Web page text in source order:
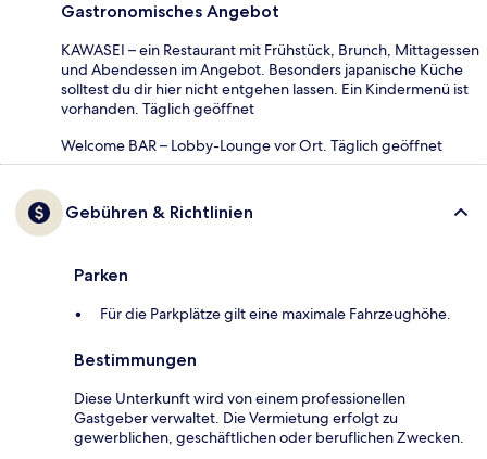
Gastronomisches Angebot
KAWASEI – ein Restaurant mit Frühstück, Brunch, Mittagessen
und Abendessen im Angebot. Besonders japanische Küche
solltest du dir hier nicht entgehen lassen. Ein Kindermenü ist
vorhanden. Täglich geöffnet
Welcome BAR – Lobby-Lounge vor Ort. Täglich geöffnet
Gebühren & Richtlinien
Parken
Für die Parkplätze gilt eine maximale Fahrzeughöhe.
Bestimmungen
Diese Unterkunft wird von einem professionellen
Gastgeber verwaltet. Die Vermietung erfolgt zu
gewerblichen, geschäftlichen oder beruflichen Zwecken.